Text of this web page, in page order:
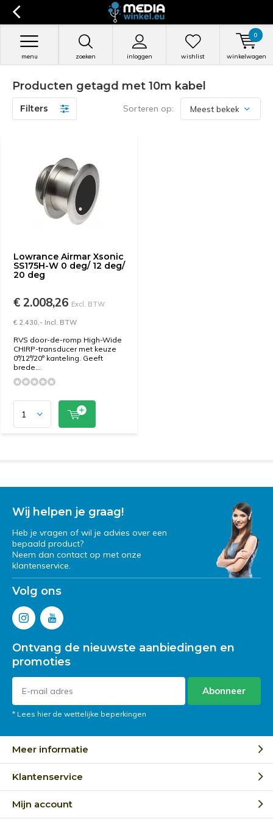
zoeken inloggen
menu wishlist winkelwagen
0
Producten getagd met 10m kabel
Filters Sorteren op:
Lowrance Airmar Xsonic
SS175H-W 0 deg/ 12 deg/
20 deg
€ 2.008,26 Excl. BTW
€ 2.430,- Incl. BTW
RVS door-de-romp High-Wide
CHIRP-transducer met keuze
0°/12°/20° kanteling. Geeft
brede...
Wij helpen je graag!
Heb je vragen of wil je advies over een
bepaald product?
Neem dan contact op met onze
klantenservice.
Volg ons
Ontvang de nieuwste aanbiedingen en
promoties
Abonneer
* Lees hier de wettelijke beperkingen
Meer informatie
Klantenservice
Mijn account